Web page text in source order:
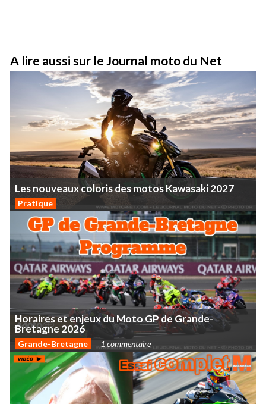
A lire aussi sur le Journal moto du Net
LesnouveauxcolorisdesmotosKawasaki2027
Pratique
HorairesetenjeuxduMotoGPdeGrande-
Bretagne 2026
Grande-Bretagne 1 commentaire